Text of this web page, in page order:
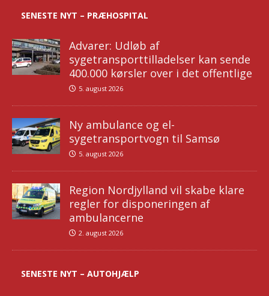
SENESTE NYT – PRÆHOSPITAL
Advarer: Udløb af
sygetransporttilladelser kan sende
400.000 kørsler over i det offentlige
5. august 2026
Ny ambulance og el-
sygetransportvogn til Samsø
5. august 2026
Region Nordjylland vil skabe klare
regler for disponeringen af
ambulancerne
2. august 2026
SENESTE NYT – AUTOHJÆLP